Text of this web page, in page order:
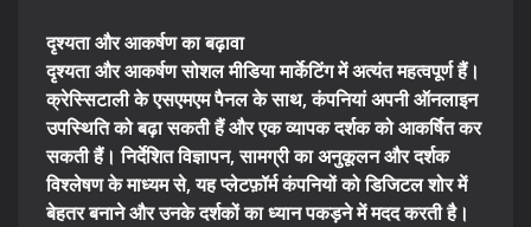
दृश्यता और आकर्षण का बढ़ावा
दृश्यता और आकर्षण सोशल मीडिया मार्केटिंग में अत्यंत महत्वपूर्ण हैं।
क्रेस्सिटाली के एसएमएम पैनल के साथ, कंपनियां अपनी ऑनलाइन
उपस्थिति को बढ़ा सकती हैं और एक व्यापक दर्शक को आकर्षित कर
सकती हैं। निर्देशित विज्ञापन, सामग्री का अनुकूलन और दर्शक
विश्लेषण के माध्यम से, यह प्लेटफ़ॉर्म कंपनियों को डिजिटल शोर में
बेहतर बनाने और उनके दर्शकों का ध्यान पकड़ने में मदद करती है।